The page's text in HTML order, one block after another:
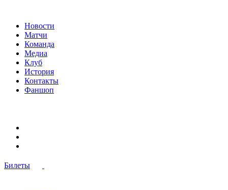
Новости
Матчи
Команда
Медиа
Клуб
История
Контакты
Фаншоп
Билеты